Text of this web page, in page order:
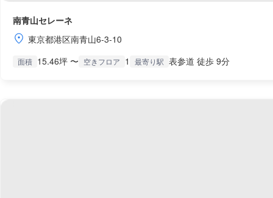
南青山セレーネ
東京都港区南青山6-3-10
面積 15.46坪 〜 空きフロア 1 最寄り駅 表参道 徒歩 9分